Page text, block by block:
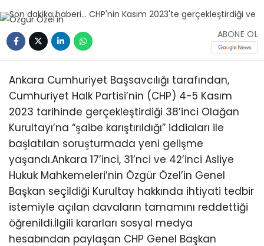
ABONE OL
Ankara Cumhuriyet Başsavcılığı tarafından,
Cumhuriyet Halk Partisi’nin (CHP) 4-5 Kasım
2023 tarihinde gerçekleştirdiği 38’inci Olağan
Kurultayı’na “şaibe karıştırıldığı” iddiaları ile
başlatılan soruşturmada yeni gelişme
yaşandı.Ankara 17’inci, 31’nci ve 42’inci Asliye
Hukuk Mahkemeleri’nin Özgür Özel’in Genel
Başkan seçildiği Kurultay hakkında ihtiyati tedbir
istemiyle açılan davaların tamamını reddettiği
öğrenildi.İlgili kararları sosyal medya
hesabından paylaşan CHP Genel Başkan